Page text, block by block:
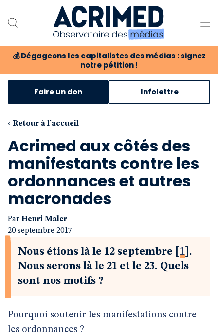
💰 Dégageons les capitalistes des médias : signez
notre pétition !
Notre association
Notre critique des médias
Nos propositions
Notre revue
Boutique
Faire un don Infolettre
‹ Retour à l'accueil
Acrimed aux côtés des
manifestants contre les
ordonnances et autres
macronades
Par Henri Maler
20 septembre 2017
Nous étions là le 12 septembre 1 .
Nous serons là le 21 et le 23. Quels
sont nos motifs ?
Pourquoi soutenir les manifestations contre
les ordonnances ?